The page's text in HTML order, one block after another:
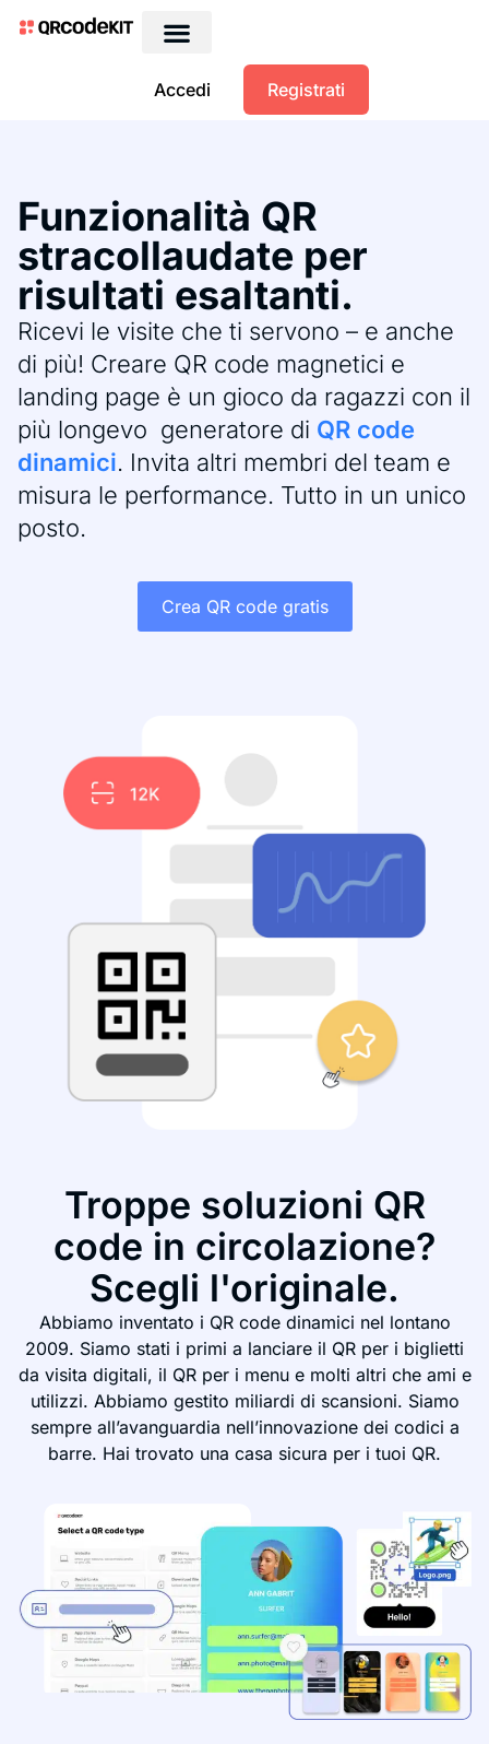
Accedi Registrati
Funzionalità QR
stracollaudate per
risultati esaltanti.
Ricevi le visite che ti servono – e anche
di più! Creare QR code magnetici e
landing page è un gioco da ragazzi con il
più longevo generatore di QR code
dinamici. Invita altri membri del team e
misura le performance. Tutto in un unico
posto.
Crea QR code gratis
Troppe soluzioni QR
code in circolazione?
Scegli l'originale.
Abbiamo inventato i QR code dinamici nel lontano
2009. Siamo stati i primi a lanciare il QR per i biglietti
da visita digitali, il QR per i menu e molti altri che ami e
utilizzi. Abbiamo gestito miliardi di scansioni. Siamo
sempre all’avanguardia nell’innovazione dei codici a
barre. Hai trovato una casa sicura per i tuoi QR.